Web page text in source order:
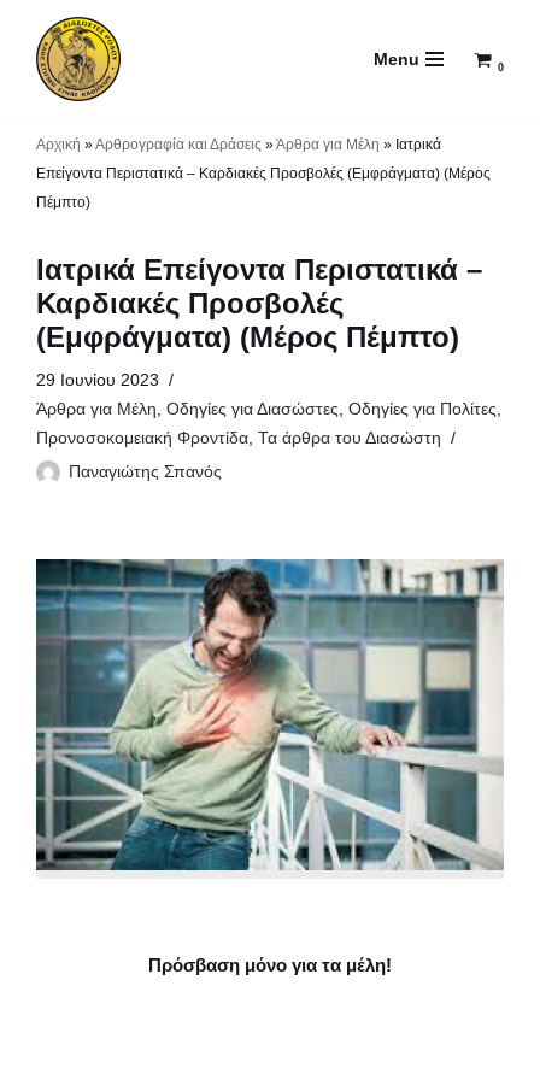
Μεταπηδήστε
Menu 0
Αρχική »Αρθρογραφία και Δράσεις »Άρθρα για Μέλη » Ιατρικά
Επείγοντα Περιστατικά – Καρδιακές Προσβολές (Εμφράγματα) (Μέρος
Πέμπτο)
Ιατρικά Επείγοντα Περιστατικά –
Καρδιακές Προσβολές
(Εμφράγματα) (Μέρος Πέμπτο)
29 Ιουνίου 2023
Άρθρα για Μέλη, Οδηγίες για Διασώστες, Οδηγίες για Πολίτες,
Προνοσοκομειακή Φροντίδα, Τα άρθρα του Διασώστη
Παναγιώτης Σπανός
Πρόσβαση μόνο για τα μέλη!